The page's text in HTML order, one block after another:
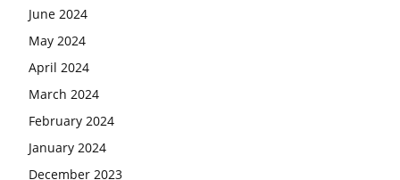
June 2024
May 2024
April 2024
March 2024
February 2024
January 2024
December 2023